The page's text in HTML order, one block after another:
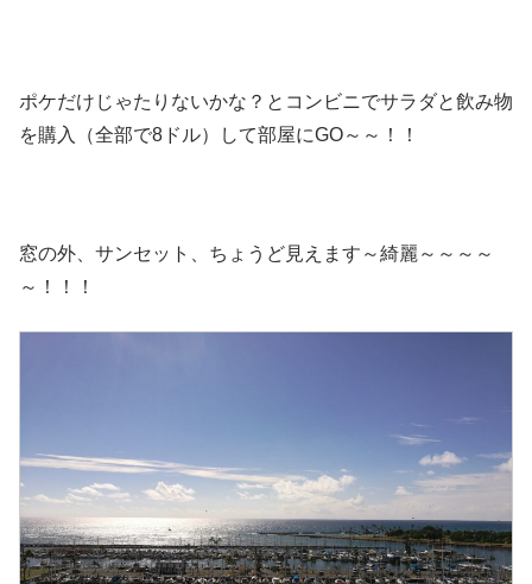
ポケだけじゃたりないかな？とコンビニでサラダと飲み物
を購入（全部で8ドル）して部屋にGO～～！！
窓の外、サンセット、ちょうど見えます～綺麗～～～～
～！！！